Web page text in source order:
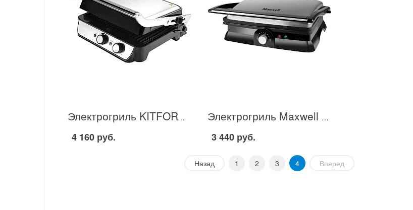
Электрогриль KITFORT KT-1630 в Москве
4 160 руб.
Электрогриль Maxwell MW-1960 в Москве
3 440 руб.
Назад 1 2 3 4 Вперед